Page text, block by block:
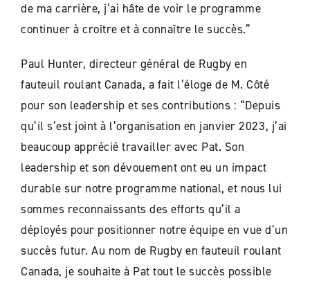
de ma carrière, j’ai hâte de voir le programme
continuer à croître et à connaître le succès.”
Paul Hunter, directeur général de Rugby en
fauteuil roulant Canada, a fait l’éloge de M. Côté
pour son leadership et ses contributions : “Depuis
qu’il s’est joint à l’organisation en janvier 2023, j’ai
beaucoup apprécié travailler avec Pat. Son
leadership et son dévouement ont eu un impact
durable sur notre programme national, et nous lui
sommes reconnaissants des efforts qu’il a
déployés pour positionner notre équipe en vue d’un
succès futur. Au nom de Rugby en fauteuil roulant
Canada, je souhaite à Pat tout le succès possible